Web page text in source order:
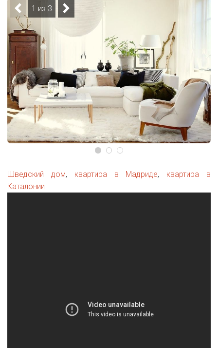
1 из 3
Шведский дом, квартира в Мадриде, квартира в
Каталонии